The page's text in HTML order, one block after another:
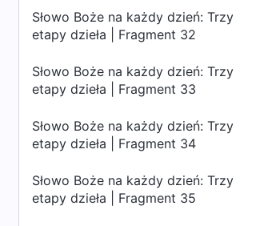
Słowo Boże na każdy dzień: Trzy
etapy dzieła | Fragment 32
Słowo Boże na każdy dzień: Trzy
etapy dzieła | Fragment 33
Słowo Boże na każdy dzień: Trzy
etapy dzieła | Fragment 34
Słowo Boże na każdy dzień: Trzy
etapy dzieła | Fragment 35